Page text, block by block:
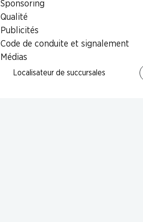
Sponsoring
Qualité
Publicités
Code de conduite et signalement
Médias
Localisateur de succursales